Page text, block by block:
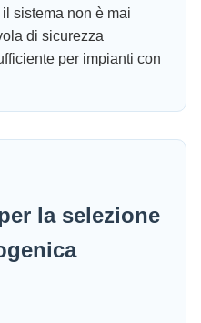
sistema non è mai
di sicurezza
per impianti con
la selezione